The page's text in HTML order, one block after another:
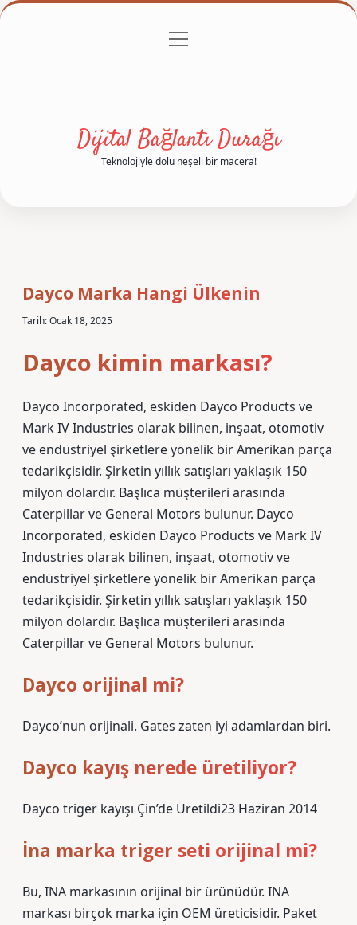
Gizlilik Politikası
menüyü
Dijital Bağlantı Durağı
Teknolojiyle dolu neşeli bir macera!
Dayco Marka Hangi Ülkenin
Tarih: Ocak 18, 2025
Dayco kimin markası?
Dayco Incorporated, eskiden Dayco Products ve
Mark IV Industries olarak bilinen, inşaat, otomotiv
ve endüstriyel şirketlere yönelik bir Amerikan parça
tedarikçisidir. Şirketin yıllık satışları yaklaşık 150
milyon dolardır. Başlıca müşterileri arasında
Caterpillar ve General Motors bulunur. Dayco
Incorporated, eskiden Dayco Products ve Mark IV
Industries olarak bilinen, inşaat, otomotiv ve
endüstriyel şirketlere yönelik bir Amerikan parça
tedarikçisidir. Şirketin yıllık satışları yaklaşık 150
milyon dolardır. Başlıca müşterileri arasında
Caterpillar ve General Motors bulunur.
Dayco orijinal mi?
Dayco’nun orijinali. Gates zaten iyi adamlardan biri.
Dayco kayış nerede üretiliyor?
Dayco triger kayışı Çin’de Üretildi23 Haziran 2014
İna marka triger seti orijinal mi?
Bu, INA markasının orijinal bir ürünüdür. INA
markası birçok marka için OEM üreticisidir. Paket